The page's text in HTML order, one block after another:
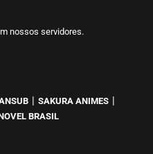
nossos servidores.
SAKURA ANIMES
BRASIL